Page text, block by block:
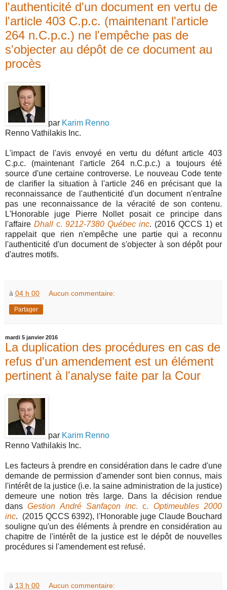
l'authenticité d'un document en vertu de
l'article 403 C.p.c. (maintenant l'article
264 n.C.p.c.) ne l'empêche pas de
s'objecter au dépôt de ce document au
procès
par Karim Renno
Renno Vathilakis Inc.
L'impact de l'avis envoyé en vertu du défunt article 403
C.p.c. (maintenant l'article 264 n.C.p.c.) a toujours été
source d'une certaine controverse. Le nouveau Code tente
de clarifier la situation à l'article 246 en précisant que la
reconnaissance de l'authenticité d'un document n'entraîne
pas une reconnaissance de la véracité de son contenu.
L'Honorable juge Pierre Nollet posait ce principe dans
l'affaire Dhall c. 9212-7380 Québec inc. (2016 QCCS 1) et
rappelait que rien n'empêche une partie qui a reconnu
l'authenticité d'un document de s'objecter à son dépôt pour
d'autres motifs.
à 04 h 00 Aucun commentaire:
Partager
mardi 5 janvier 2016
La duplication des procédures en cas de
refus d'un amendement est un élément
pertinent à l'analyse faite par la Cour
par Karim Renno
Renno Vathilakis Inc.
Les facteurs à prendre en considération dans le cadre d'une
demande de permission d'amender sont bien connus, mais
l'intérêt de la justice (i.e. la saine administration de la justice)
demeure une notion très large. Dans la décision rendue
dansGestion André Sanfaçon inc. c. Optimeubles 2000
inc. (2015 QCCS 6392), l'Honorable juge Claude Bouchard
souligne qu'un des éléments à prendre en considération au
chapitre de l'intérêt de la justice est le dépôt de nouvelles
procédures si l'amendement est refusé.
à 13 h 00 Aucun commentaire: